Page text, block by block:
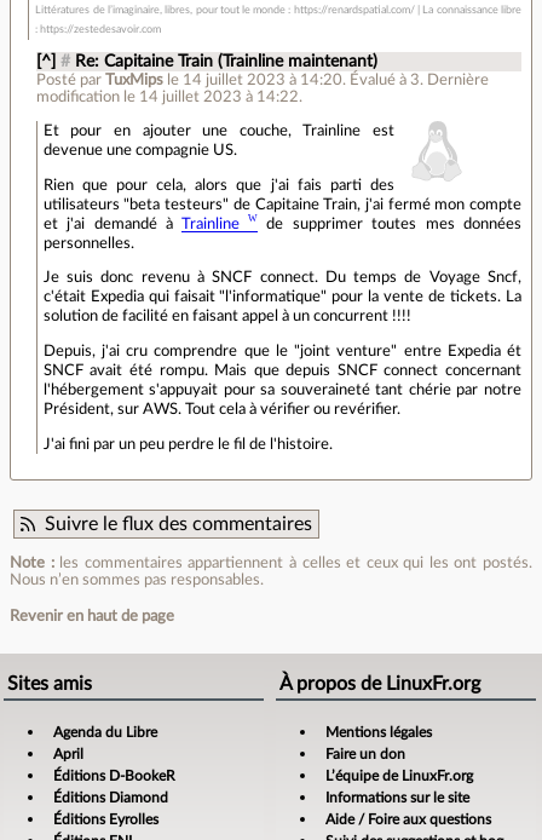
Littératures de l’imaginaire, libres, pour tout le monde : https://renardspatial.com/ | La connaissance libre
: https://zestedesavoir.com
[^] # Re: Capitaine Train (Trainline maintenant)
Posté par TuxMips le 14 juillet 2023 à 14:20. Évalué à 3. Dernière
modification le 14 juillet 2023 à 14:22.
Et pour en ajouter une couche, Trainline est
devenue une compagnie US.
Rien que pour cela, alors que j'ai fais parti des
utilisateurs "beta testeurs" de Capitaine Train, j'ai fermé mon compte
et j'ai demandé àTrainline
de supprimer toutes mes données
personnelles.
Je suis donc revenu à SNCF connect. Du temps de Voyage Sncf,
c'était Expedia qui faisait "l'informatique" pour la vente de tickets. La
solution de facilité en faisant appel à un concurrent !!!!
Depuis, j'ai cru comprendre que le "joint venture" entre Expedia ét
SNCF avait été rompu. Mais que depuis SNCF connect concernant
l'hébergement s'appuyait pour sa souveraineté tant chérie par notre
Président, sur AWS. Tout cela à vérifier ou revérifier.
J'ai fini par un peu perdre le fil de l'histoire.
Suivre le flux des commentaires
Note :les commentaires appartiennent à celles et ceux qui les ont postés.
Nous n’en sommes pas responsables.
Revenir en haut de page
Sites amis
Agenda du Libre
April
Éditions D-BookeR
Éditions Diamond
Éditions Eyrolles
À propos de LinuxFr.org
Mentions légales
Faire un don
L’équipe de LinuxFr.org
Informations sur le site
Aide / Foire aux questions